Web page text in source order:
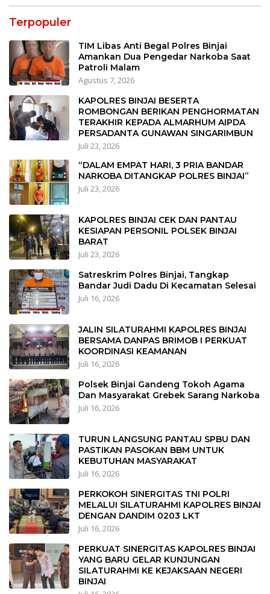
Terpopuler
TIM Libas Anti Begal Polres Binjai
Amankan Dua Pengedar Narkoba Saat
Patroli Malam
Agustus 7, 2026
KAPOLRES BINJAI BESERTA
ROMBONGAN BERIKAN PENGHORMATAN
TERAKHIR KEPADA ALMARHUM AIPDA
PERSADANTA GUNAWAN SINGARIMBUN
Juli 23, 2026
“DALAM EMPAT HARI, 3 PRIA BANDAR
NARKOBA DITANGKAP POLRES BINJAI”
Juli 23, 2026
KAPOLRES BINJAI CEK DAN PANTAU
KESIAPAN PERSONIL POLSEK BINJAI
BARAT
Juli 23, 2026
Satreskrim Polres Binjai, Tangkap
Bandar Judi Dadu Di Kecamatan Selesai
Juli 16, 2026
JALIN SILATURAHMI KAPOLRES BINJAI
BERSAMA DANPAS BRIMOB I PERKUAT
KOORDINASI KEAMANAN
Juli 16, 2026
Polsek Binjai Gandeng Tokoh Agama
Dan Masyarakat Grebek Sarang Narkoba
Juli 16, 2026
TURUN LANGSUNG PANTAU SPBU DAN
PASTIKAN PASOKAN BBM UNTUK
KEBUTUHAN MASYARAKAT
Juli 16, 2026
PERKOKOH SINERGITAS TNI POLRI
MELALUI SILATURAHMI KAPOLRES BINJAI
DENGAN DANDIM 0203 LKT
Juli 16, 2026
PERKUAT SINERGITAS KAPOLRES BINJAI
YANG BARU GELAR KUNJUNGAN
SILATURAHMI KE KEJAKSAAN NEGERI
BINJAI